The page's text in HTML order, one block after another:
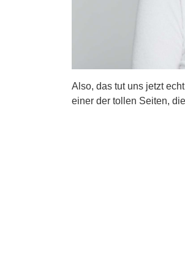
Also, das tut uns jetzt
einer der tollen Seiten,